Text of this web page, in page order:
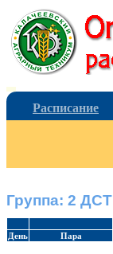
Расписание
Группа: 2 ДСТ
День
Пара